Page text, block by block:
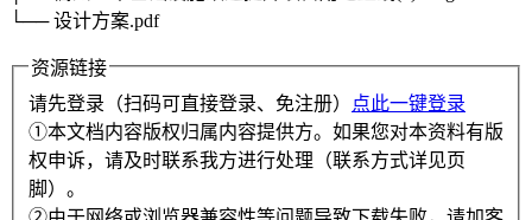
└── 设计方案.pdf
资源链接
请先登录（扫码可直接登录、免注册）
点此一键登录
①本文档内容版权归属内容提供方。如果您对本资料有版
权申诉，请及时联系我方进行处理（联系方式详见页
脚）。